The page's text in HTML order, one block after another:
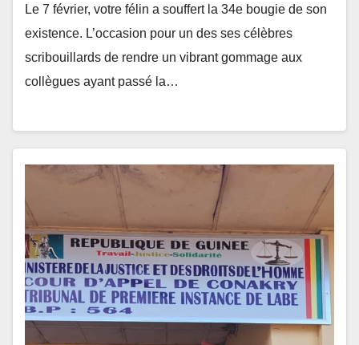
Le 7 février, votre félin a souffert la 34e bougie de son
existence. L’occasion pour un des ses célèbres
scribouillards de rendre un vibrant gommage aux
collègues ayant passé la…